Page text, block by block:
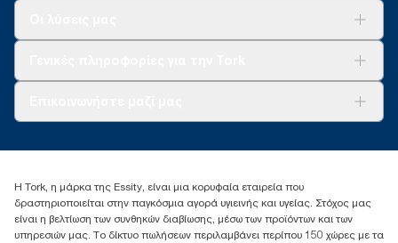
+302102705722
17th klm.National Road Athens-Lamia &2 Kalamatas
14564 N.Kifissia, Athens-Greece
Mob: +306932474930 (για Ελλάδα & Κύπρο)
Η Tork, η μάρκα της Essity, είναι μια κορυφαία εταιρεία που
δραστηριοποιείται στην παγκόσμια αγορά υγιεινής και υγείας. Στόχος μας
είναι η βελτίωση των συνθηκών διαβίωσης, μέσω των προϊόντων και των
υπηρεσιών μας. Το δίκτυο πωλήσεων περιλαμβάνει περίπου 150 χώρες με τα